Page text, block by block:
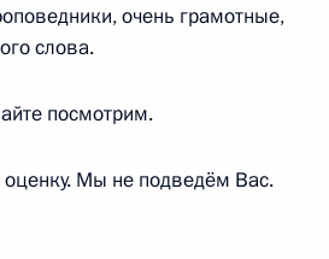
очень грамотные,
слова.
посмотрим.
Мы не подведём Вас.